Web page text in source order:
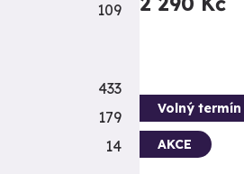
Volný termín
AKCE
109
433
179
14